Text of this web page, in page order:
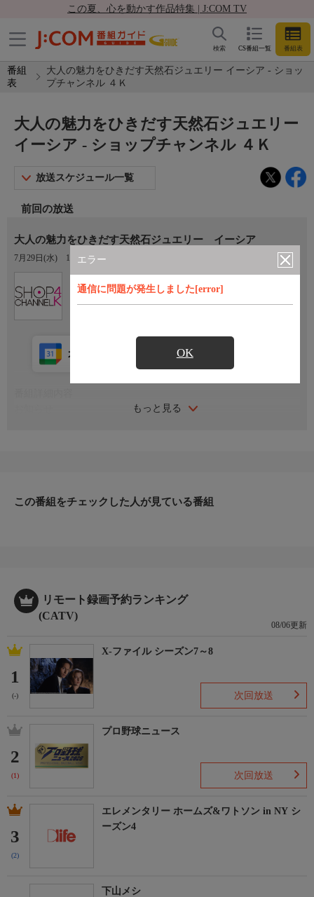
この夏、心を動かす作品特集 | J:COM TV
CS番組一覧 番組表
検索
番組
表
大人の魅力をひきだす天然石ジュエリー イーシア - ショッ
プチャンネル ４Ｋ
エラー
通信に問題が発生しました[error]
OK
大人の魅力をひきだす天然石ジュエリー
イーシア - ショップチャンネル ４Ｋ
放送スケジュール一覧
前回の放送
大人の魅力をひきだす天然石ジュエリー イーシア
7月29日(水) 15:10〜16:00
ショップチャンネル ４Ｋ
もっと見る
カレンダー登録 アプリ視聴
＊ライブ放送につき、番組および商品内容に変更が生じる場合も
この番組をチェックした人が見ている番組
リモート録画予約ランキング
(CATV)
08/06更新
1
(-)
X-ファイル シーズン7～8
次回放送
2
(1)
プロ野球ニュース
次回放送
3
(2)
エレメンタリー ホームズ&ワトソン in NY シ
ーズン4
下山メシ